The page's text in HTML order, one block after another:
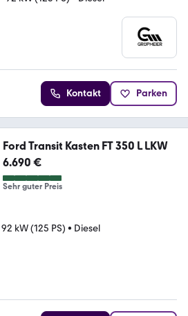
Kontakt Parken
Ford Transit Kasten FT 350 L LKW
6.690 €
Sehr guter Preis
92 kW (125 PS) • Diesel